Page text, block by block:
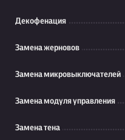
Декофенация
Замена жерновов
Замена микровыключателей
Замена модуля управления
Замена тена